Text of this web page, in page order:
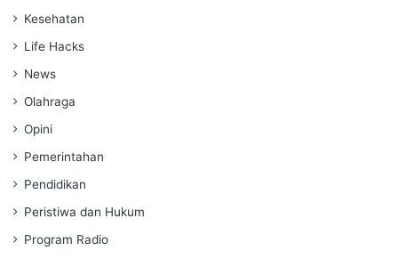
Kesehatan
Life Hacks
News
Olahraga
Opini
Pemerintahan
Pendidikan
Peristiwa dan Hukum
Program Radio